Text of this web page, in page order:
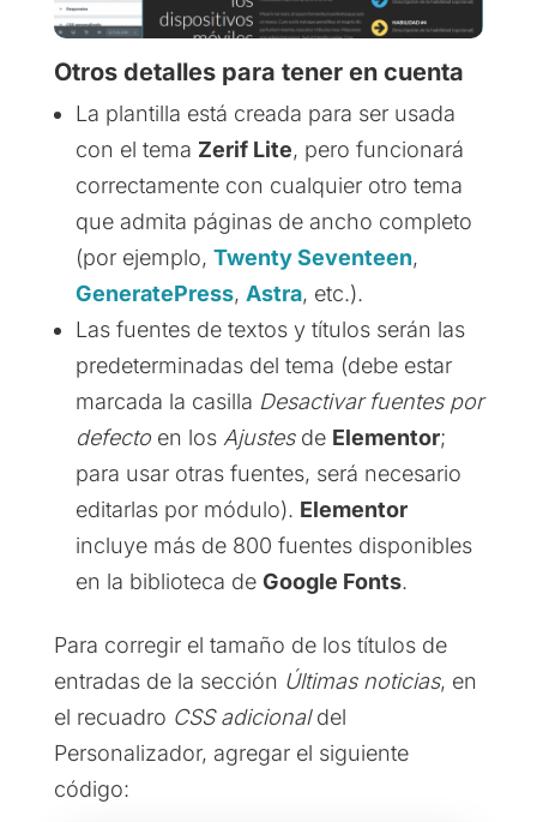
Otros detalles para tener en cuenta
La plantilla está creada para ser usada
con el tema Zerif Lite, pero funcionará
correctamente con cualquier otro tema
que admita páginas de ancho completo
(por ejemplo, Twenty Seventeen,
GeneratePress, Astra, etc.).
Las fuentes de textos y títulos serán las
predeterminadas del tema (debe estar
marcada la casilla Desactivar fuentes por
defectoen los Ajustesde Elementor;
para usar otras fuentes, será necesario
editarlas por módulo). Elementor
incluye más de 800 fuentes disponibles
en la biblioteca de Google Fonts.
Para corregir el tamaño de los títulos de
entradas de la sección Últimas noticias, en
el recuadro CSS adicionaldel
Personalizador, agregar el siguiente
código: